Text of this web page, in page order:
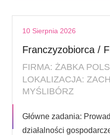
10 Sierpnia 2026
Franczyzobiorca /
FIRMA: ŻABKA
LOKALIZACJA:
MYŚLIBÓRZ
Główne zadania:
działalności